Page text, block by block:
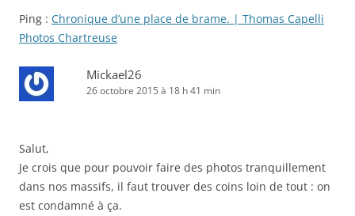
Ping : Chronique d’une place de brame. | Thomas Capelli
Photos Chartreuse
Mickael26
26 octobre 2015 à 18 h 41 min
Salut,
Je crois que pour pouvoir faire des photos tranquillement
dans nos massifs, il faut trouver des coins loin de tout : on
est condamné à ça.